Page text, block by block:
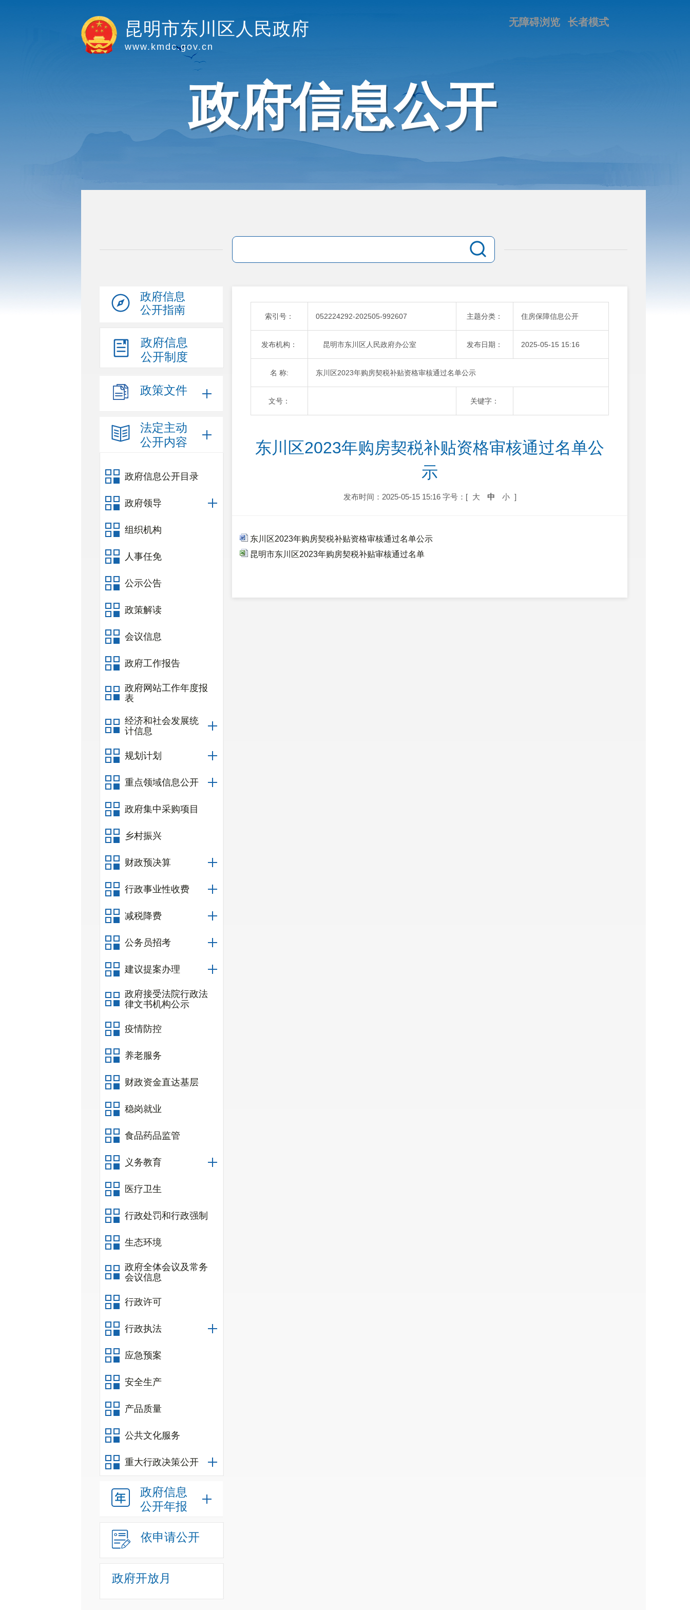
长者模式
无障碍浏览
昆明市东川区人民政府
www.kmdc.gov.cn
政府信息公开
政府信息
公开指南
政府信息
公开制度
政策文件
法定主动
公开内容
政府信息公开目录
政府领导
组织机构
人事任免
公示公告
政策解读
会议信息
政府工作报告
政府网站工作年度报
表
经济和社会发展统
计信息
规划计划
重点领域信息公开
政府集中采购项目
乡村振兴
财政预决算
行政事业性收费
减税降费
公务员招考
建议提案办理
政府接受法院行政法
律文书机构公示
疫情防控
养老服务
财政资金直达基层
稳岗就业
食品药品监管
义务教育
医疗卫生
行政处罚和行政强制
生态环境
政府全体会议及常务
会议信息
行政许可
行政执法
应急预案
安全生产
产品质量
公共文化服务
重大行政决策公开
政府信息
公开年报
依申请公开
政府开放月
索引号： 052224292-202505-992607 主题分类： 住房保障信息公开
发布机构： 昆明市东川区人民政府办公室 发布日期： 2025-05-15 15:16
名 称: 东川区2023年购房契税补贴资格审核通过名单公示
文号： 关键字：
东川区2023年购房契税补贴资格审核通过名单公
示
发布时间：2025-05-15 15:16 字号：[ 大 中 小 ]
东川区2023年购房契税补贴资格审核通过名单公示
昆明市东川区2023年购房契税补贴审核通过名单